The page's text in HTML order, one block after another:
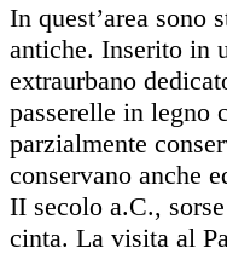
In quest’area sono
antiche. Inserito in
extraurbano
passerelle in legno
parzialmente
conservano anche
II secolo a.C.,
cinta. La visita al